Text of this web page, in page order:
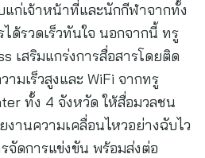
แก่เจ้าหน้าที่และนักกีฬาจากทั้ง
ได้รวดเร็วทันใจ นอกจากนี้ ทรู
เสริมแกร่งการสื่อสารโดยติด
ามเร็วสูงและ WiFi จากทรู
ทั้ง 4 จังหวัด ให้สื่อมวลชน
านความเคลื่อนไหวอย่างฉับไว
จัดการแข่งขัน พร้อมส่งต่อ